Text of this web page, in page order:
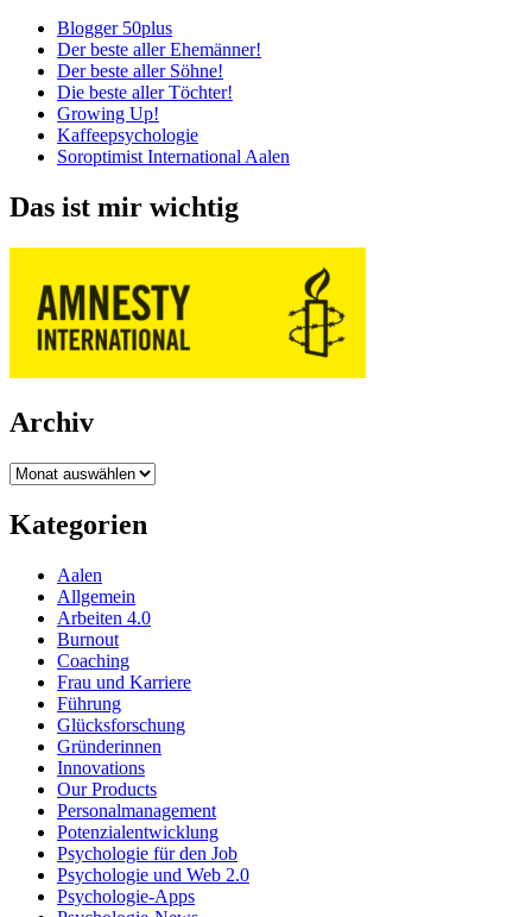
Blogger 50plus
Der beste aller Ehemänner!
Der beste aller Söhne!
Die beste aller Töchter!
Growing Up!
Kaffeepsychologie
Soroptimist International Aalen
Das ist mir wichtig
Archiv
Archiv
Kategorien
Aalen
Allgemein
Arbeiten 4.0
Burnout
Coaching
Frau und Karriere
Führung
Glücksforschung
Gründerinnen
Innovations
Our Products
Personalmanagement
Potenzialentwicklung
Psychologie für den Job
Psychologie und Web 2.0
Psychologie-Apps